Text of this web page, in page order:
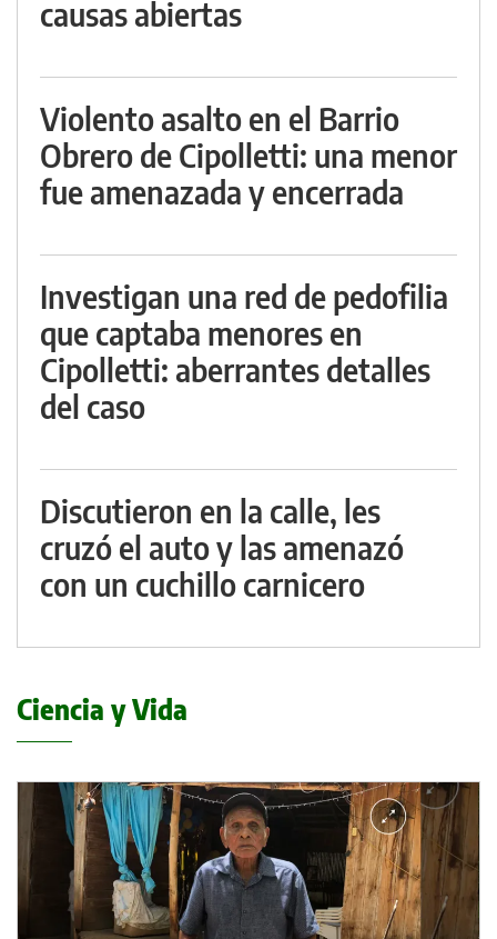
causas abiertas
Violento asalto en el Barrio
Obrero de Cipolletti: una menor
fue amenazada y encerrada
Investigan una red de pedofilia
que captaba menores en
Cipolletti: aberrantes detalles
del caso
Discutieron en la calle, les
cruzó el auto y las amenazó
con un cuchillo carnicero
Ciencia y Vida